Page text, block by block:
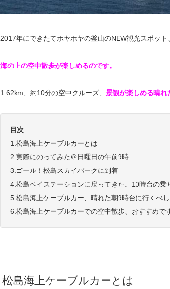
2017年にできたてホヤホヤの釜山のNEW観光スポット
海の上の空中散歩が楽しめるのです。
1.62km、約10分の空中クルーズ、 景観が楽しめる晴れ
目次
1.松島海上ケーブルカーとは
2.実際にのってみた＠日曜日の午前9時
3.ゴール！松島スカイパークに到着
4.松島ベイステーションに戻ってきた。10時台の乗
5.松島海上ケーブルカー、晴れた朝9時台に行くべし
6.松島海上ケーブルカーでの空中散歩、おすすめで
松島海上ケーブルカーとは